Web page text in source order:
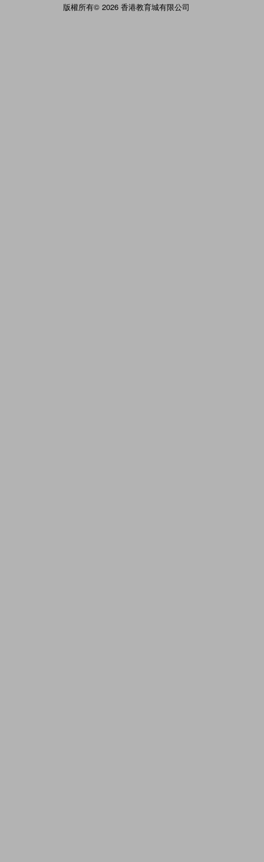
版權所有© 2026 香港教育城有限公司